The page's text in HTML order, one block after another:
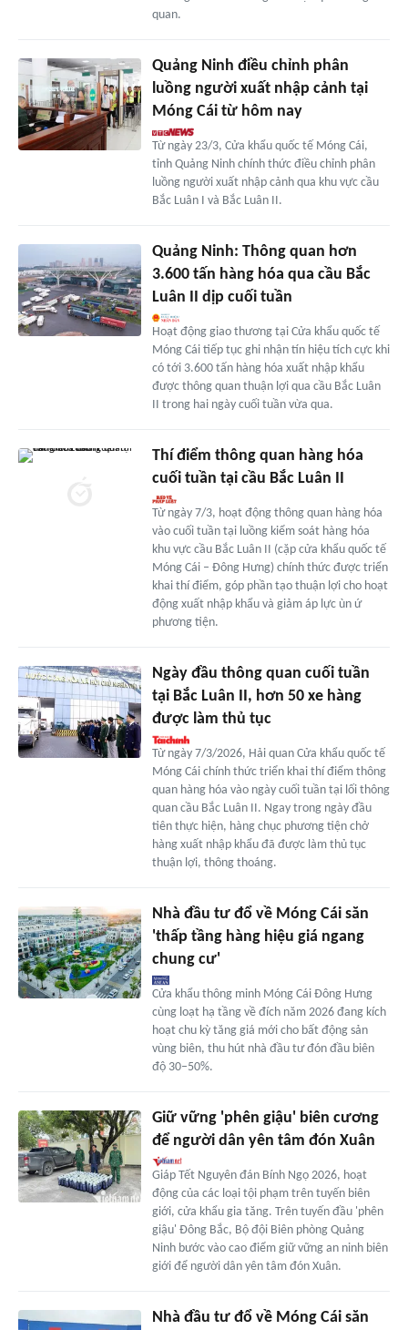
quan.
Quảng Ninh điều chỉnh phân
luồng người xuất nhập cảnh tại
Móng Cái từ hôm nay
Từ ngày 23/3, Cửa khẩu quốc tế Móng Cái,
tỉnh Quảng Ninh chính thức điều chỉnh phân
luồng người xuất nhập cảnh qua khu vực cầu
Bắc Luân I và Bắc Luân II.
Quảng Ninh: Thông quan hơn
3.600 tấn hàng hóa qua cầu Bắc
Luân II dịp cuối tuần
Hoạt động giao thương tại Cửa khẩu quốc tế
Móng Cái tiếp tục ghi nhận tín hiệu tích cực khi
có tới 3.600 tấn hàng hóa xuất nhập khẩu
được thông quan thuận lợi qua cầu Bắc Luân
II trong hai ngày cuối tuần vừa qua.
Thí điểm thông quan hàng hóa
cuối tuần tại cầu Bắc Luân II
Từ ngày 7/3, hoạt động thông quan hàng hóa
vào cuối tuần tại luồng kiểm soát hàng hóa
khu vực cầu Bắc Luân II (cặp cửa khẩu quốc tế
Móng Cái – Đông Hưng) chính thức được triển
khai thí điểm, góp phần tạo thuận lợi cho hoạt
động xuất nhập khẩu và giảm áp lực ùn ứ
phương tiện.
Ngày đầu thông quan cuối tuần
tại Bắc Luân II, hơn 50 xe hàng
được làm thủ tục
Từ ngày 7/3/2026, Hải quan Cửa khẩu quốc tế
Móng Cái chính thức triển khai thí điểm thông
quan hàng hóa vào ngày cuối tuần tại lối thông
quan cầu Bắc Luân II. Ngay trong ngày đầu
tiên thực hiện, hàng chục phương tiện chở
hàng xuất nhập khẩu đã được làm thủ tục
thuận lợi, thông thoáng.
Nhà đầu tư đổ về Móng Cái săn
'thấp tầng hàng hiệu giá ngang
chung cư'
Cửa khẩu thông minh Móng Cái Đông Hưng
cùng loạt hạ tầng về đích năm 2026 đang kích
hoạt chu kỳ tăng giá mới cho bất động sản
vùng biên, thu hút nhà đầu tư đón đầu biên
độ 30–50%.
Giữ vững 'phên giậu' biên cương
để người dân yên tâm đón Xuân
Giáp Tết Nguyên đán Bính Ngọ 2026, hoạt
động của các loại tội phạm trên tuyến biên
giới, cửa khẩu gia tăng. Trên tuyến đầu 'phên
giậu' Đông Bắc, Bộ đội Biên phòng Quảng
Ninh bước vào cao điểm giữ vững an ninh biên
giới để người dân yên tâm đón Xuân.
Nhà đầu tư đổ về Móng Cái săn